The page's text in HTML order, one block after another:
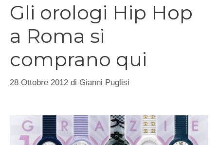
Gli orologi Hip Hop
a Roma si
comprano qui
28 Ottobre 2012 di Gianni Puglisi